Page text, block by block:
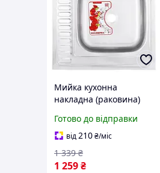
Мийка кухонна
накладна (раковина)
60х60 нержавійка
0.6мм з крилом і
сифоном Satin
Готово до відправки
від210₴/міс
1 259₴
1 339 ₴